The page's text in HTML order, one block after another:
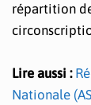
répartition
Lire aussi :
Nationale